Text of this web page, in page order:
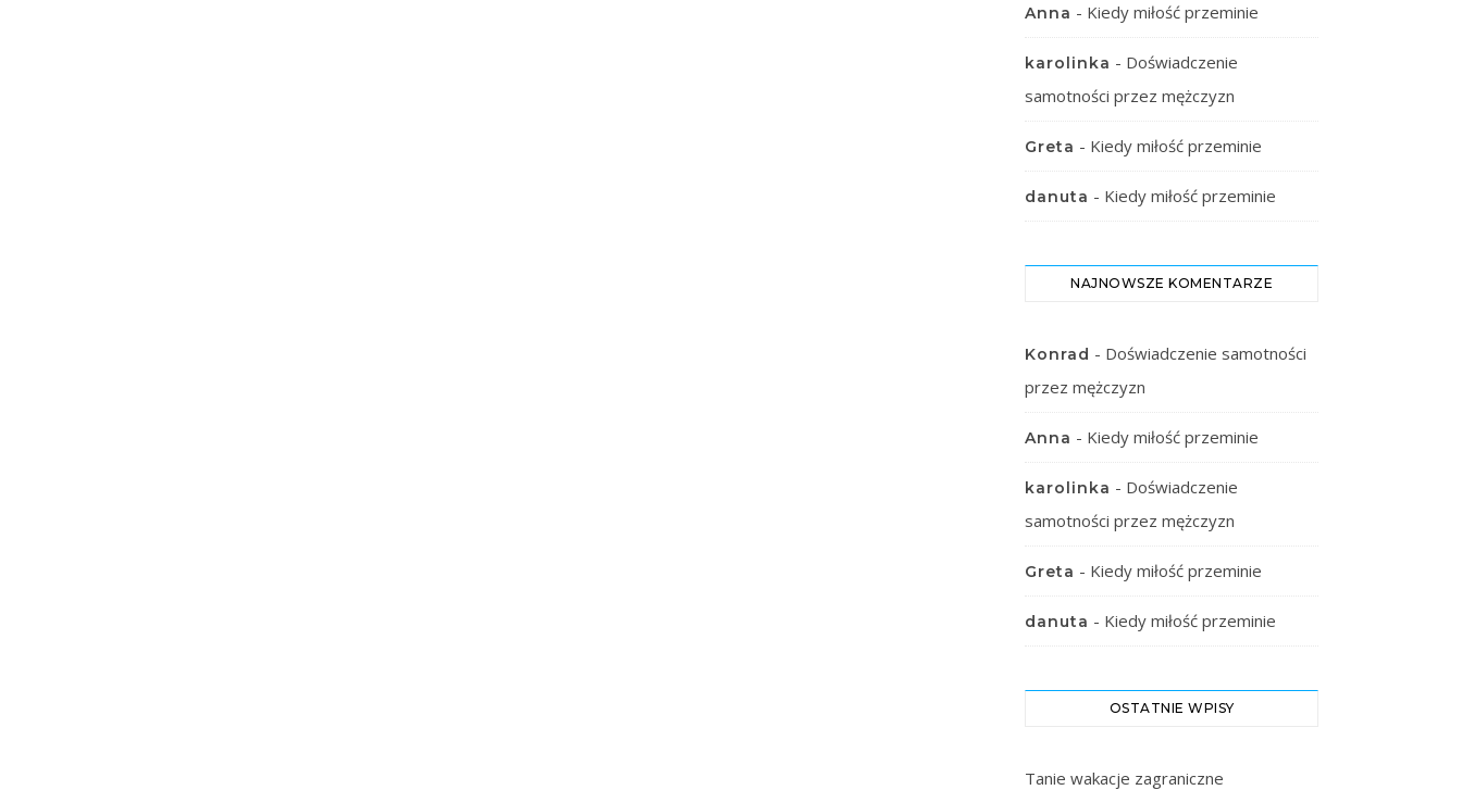
Anna - Kiedy miłość przeminie
karolinka - Doświadczenie
samotności przez mężczyzn
Greta - Kiedy miłość przeminie
danuta - Kiedy miłość przeminie
NAJNOWSZE KOMENTARZE
Konrad - Doświadczenie samotności
przez mężczyzn
Anna - Kiedy miłość przeminie
karolinka - Doświadczenie
samotności przez mężczyzn
Greta - Kiedy miłość przeminie
danuta - Kiedy miłość przeminie
OSTATNIE WPISY
Tanie wakacje zagraniczne